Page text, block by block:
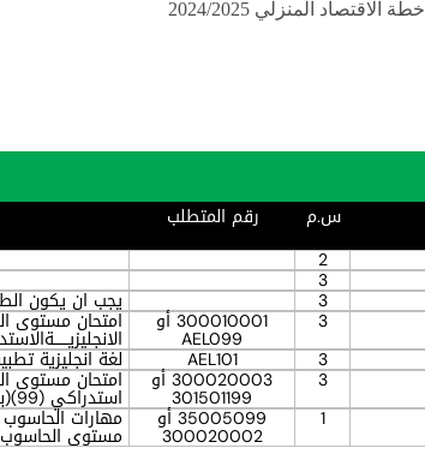
خطة الاقتصاد المنزلي 2024/2025
س.م رقم المتطلب
2
3
3 يجب ان يكون
3 300010001 أو
AEL099
امتحان مستوى
3
AEL101 لغة انجليزية
3 300020003 أو
301501199
امتحان مستوى
استدراكي (99)(بكالوريوس)
1 35005099 أو
300020002
مهارات
مستوى